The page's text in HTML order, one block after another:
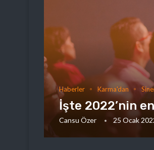
Haberler Karma'dan
İşte 2022’nin
Cansu Özer 25 Ocak